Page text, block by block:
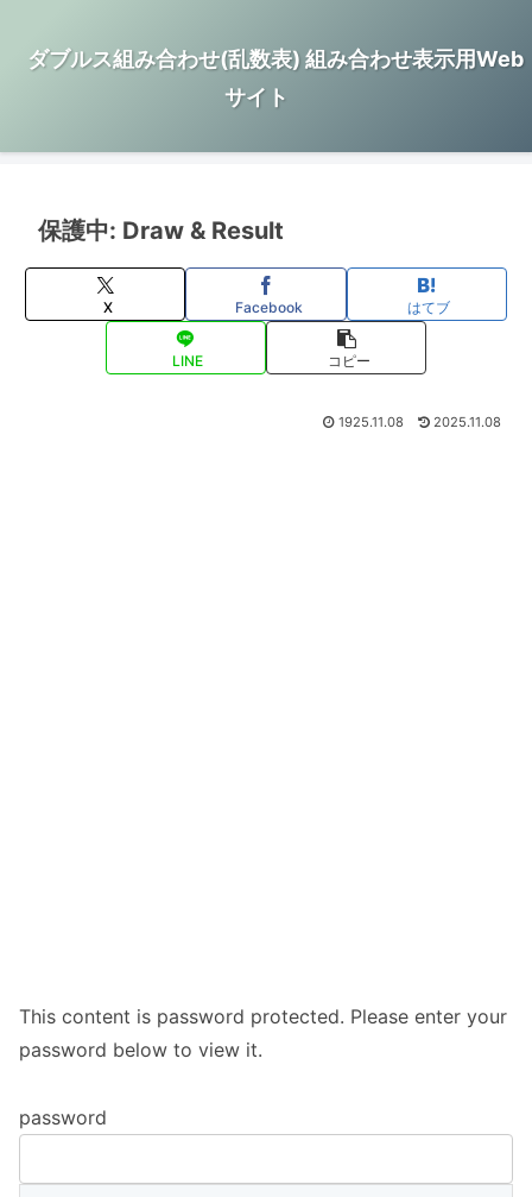
ダブルス組み合わせ(乱数表) 組み合わせ表示用Web
サイト
保護中: Draw & Result
X Facebook はてブ
LINE コピー
1925.11.08 2025.11.08
This content is password protected. Please enter your
password below to view it.
password